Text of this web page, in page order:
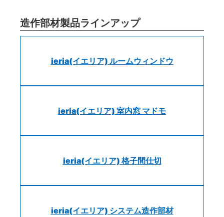
造作部材製品ラインアップ
ieria(イエリア) ルームウィンドウ
ieria(イエリア) 室内窓 マドモ
ieria(イエリア) 格子間仕切
ieria(イエリア) システム造作部材